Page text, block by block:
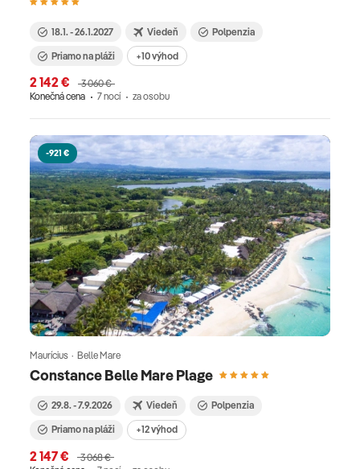
18.1. - 26.1.2027 Viedeň
Polpenzia
Priamo na pláži
+10 výhod
2 142 €
3 060 €
Konečná cena
7 nocí za osobu
-921 €
Constance Belle Mare Plage
Maurícius · Belle Mare
29.8. - 7.9.2026 Viedeň
Polpenzia
Priamo na pláži
+12 výhod
2 147 €
3 068 €